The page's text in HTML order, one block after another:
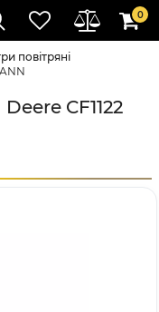
0
повітряні
CF1122